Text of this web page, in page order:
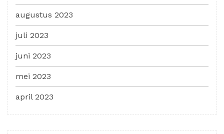
augustus 2023
juli 2023
juni 2023
mei 2023
april 2023